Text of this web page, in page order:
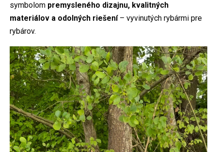
symbolom premysleného dizajnu, kvalitných
materiálov a odolných riešení– vyvinutých rybármi pre
rybárov.